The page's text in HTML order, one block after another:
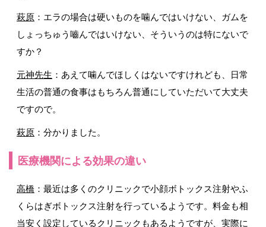
萩原 ：エラの場合は硬いものを噛んではいけない、ガムを
しょっちゅう嚙んではいけない、そういうのは特にないで
すか？
元神先生 ：あえて噛んでほしくはないですけれども、日常
生活の普通の食事はもちろん普通にしていただいて大丈夫
ですので。
萩原 ：分かりました。
医療機関による効果の違い
高橋 ：最近は多くのクリニックで小顔ボトックス注射やふ
くらはぎボトックス注射を行っているようです。料金も相
当安く設定しているクリニックもあるようですが、実際に